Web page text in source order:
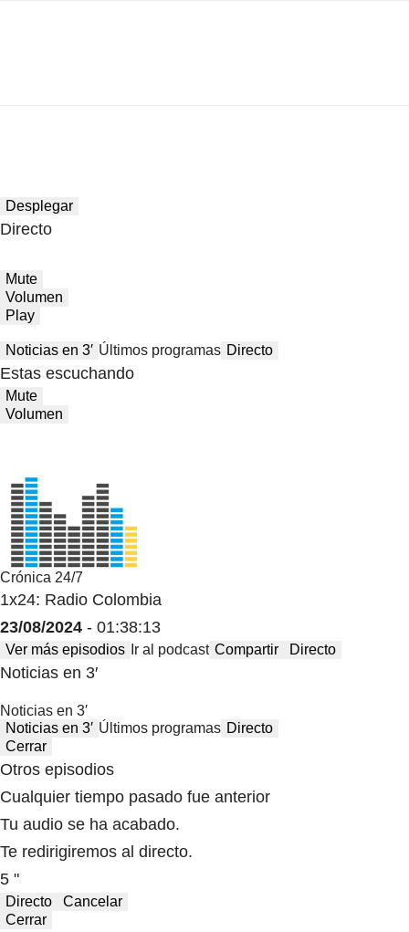
Desplegar
Directo
Mute
Volumen
Play
Noticias en 3′ Últimos programas Directo
Estas escuchando
Mute
Volumen
Crónica 24/7
1x24: Radio Colombia
23/08/2024 - 01:38:13
Ver más episodios Ir al podcast Compartir Directo
Noticias en 3′
Noticias en 3′
Noticias en 3′ Últimos programas Directo
Cerrar
Otros episodios
Cualquier tiempo pasado fue anterior
Tu audio se ha acabado.
Te redirigiremos al directo.
5 "
Directo
Cancelar
Cerrar